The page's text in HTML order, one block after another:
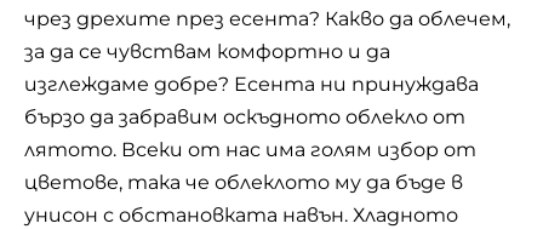
чрез дрехите през есента? Какво да облечем,
за да се чувствам комфортно и да
изглеждаме добре? Есента ни принуждава
бързо да забравим оскъдното облекло от
лятото. Всеки от нас има голям избор от
цветове, така че облеклото му да бъде в
унисон с обстановката навън. Хладното